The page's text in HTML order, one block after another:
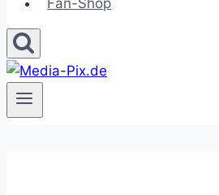
Fan-Shop